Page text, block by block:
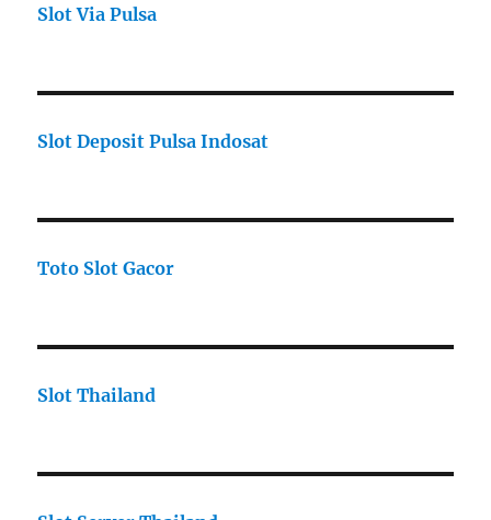
Slot Via Pulsa
Slot Deposit Pulsa Indosat
Toto Slot Gacor
Slot Thailand